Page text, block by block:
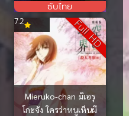
ซับไทย
Full HD
Mieruko-chan มิเอรุ
โกะจัง ใครว่าหนูเห็นผี
7.2